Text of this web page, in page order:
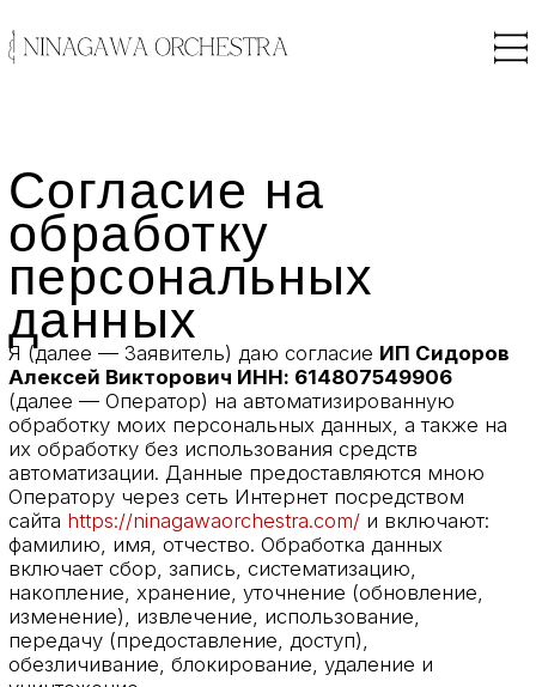
обработку
персональных
данных
Я (далее — Заявитель) даю согласие
Алексей Викторович ИНН: 614807549906
(далее — Оператор) на автоматизированную
обработку моих персональных данных, а также на
их обработку без использования средств
автоматизации. Данные предоставляются мною
Оператору через сеть Интернет посредством
сайтаhttps://ninagawaorchestra.com/и включают:
фамилию, имя, отчество. Обработка данных
включает сбор, запись, систематизацию,
накопление, хранение, уточнение (обновление,
изменение), извлечение, использование,
передачу (предоставление, доступ),
обезличивание, блокирование, удаление и
уничтожение.
Кроме того, я даю согласие на обработку иных
персональных данных, полученных в результате
их обработки, включая обработку третьими
лицами.
Цель обработки персональных данных —
предоставление Пользователю доступа к
сервисам, информации и/или материалам,
размещенным на веб-сайте.